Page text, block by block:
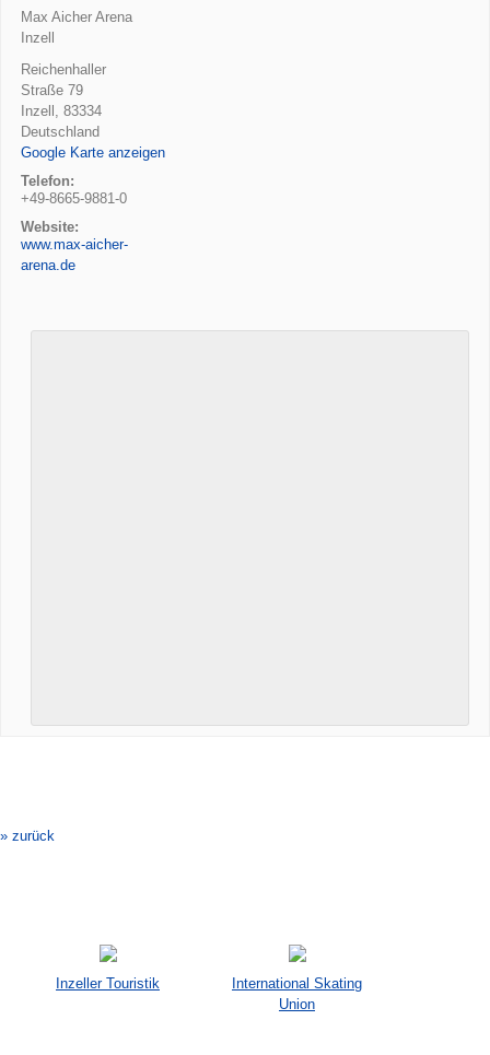
Max Aicher Arena
Inzell
Reichenhaller
Straße 79
Inzell 83334
Deutschland
Google Karte anzeigen
Telefon:
+49-8665-9881-0
Website:
www.max-aicher-
arena.de
» zurück
Inzeller Touristik
International Skating
Union